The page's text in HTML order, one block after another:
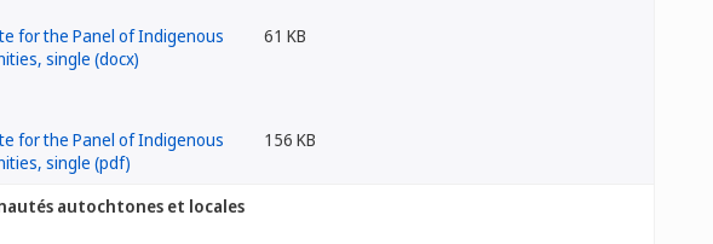
61 KB
156 KB
autochtones et locales